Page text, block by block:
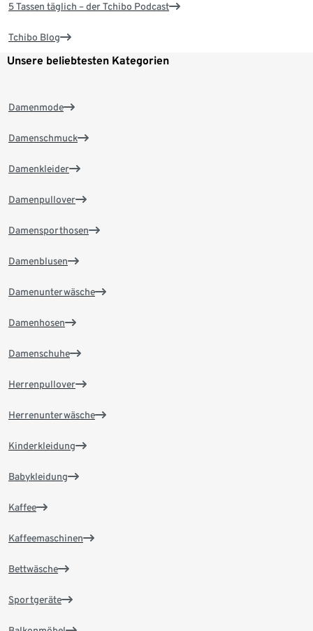
5 Tassen täglich – der Tchibo Podcast
Tchibo Blog
Unsere beliebtesten Kategorien
Damenmode
Damenschmuck
Damenkleider
Damenpullover
Damensporthosen
Damenblusen
Damenunterwäsche
Damenhosen
Damenschuhe
Herrenpullover
Herrenunterwäsche
Kinderkleidung
Babykleidung
Kaffee
Kaffeemaschinen
Bettwäsche
Sportgeräte